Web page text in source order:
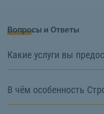
Вопросы и Ответы
Какие услуги вы
В чём особенность